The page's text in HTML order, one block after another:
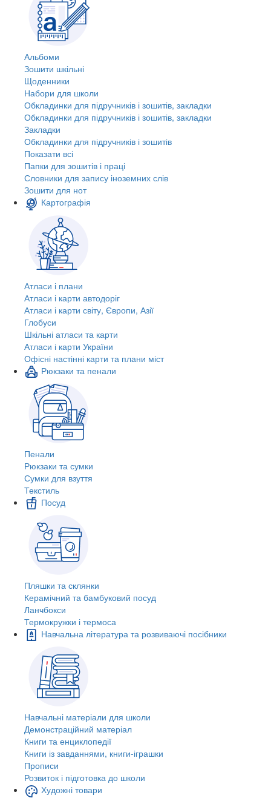
Альбоми
Зошити шкільні
Щоденники
Набори для школи
Обкладинки для підручників і зошитів, закладки
Обкладинки для підручників і зошитів, закладки
Закладки
Обкладинки для підручників і зошитів
Показати всі
Папки для зошитів і праці
Словники для запису іноземних слів
Зошити для нот
Картографія
Атласи і плани
Атласи і карти автодоріг
Атласи і карти світу, Європи, Азії
Глобуси
Шкільні атласи та карти
Атласи і карти України
Офісні настінні карти та плани міст
Рюкзаки та пенали
Пенали
Рюкзаки та сумки
Сумки для взуття
Текстиль
Посуд
Пляшки та склянки
Керамічний та бамбуковий посуд
Ланчбокси
Термокружки і термоса
Навчальна література та розвиваючі посібники
Навчальні матеріали для школи
Демонстраційний матеріал
Книги та енциклопедії
Книги із завданнями, книги-іграшки
Прописи
Розвиток і підготовка до школи
Художні товари